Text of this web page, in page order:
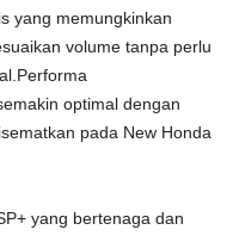
yang memungkinkan
volume tanpa perlu
optimal dengan
pada New Honda
yang bertenaga dan